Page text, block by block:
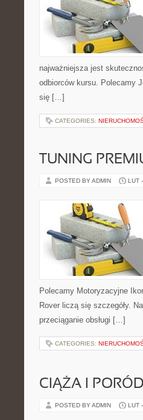
najważniejsza jest
odbiorców kursu. Polecamy
się […]
CATEGORIES:
TUNING
POSTED BY ADMIN LUT
Polecamy Motoryzacyjne
Rover liczą się szczegóły.
przeciąganie obsługi […]
CATEGORIES:
CIĄŻA I PORÓD
POSTED BY ADMIN LUT